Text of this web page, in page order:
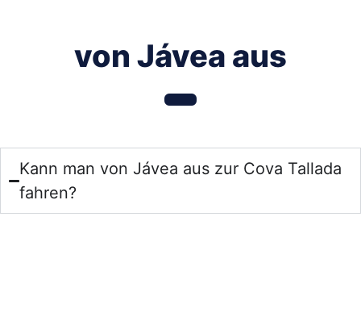
von Jávea aus
Kann man von Jávea aus zur Cova Tallada
fahren?